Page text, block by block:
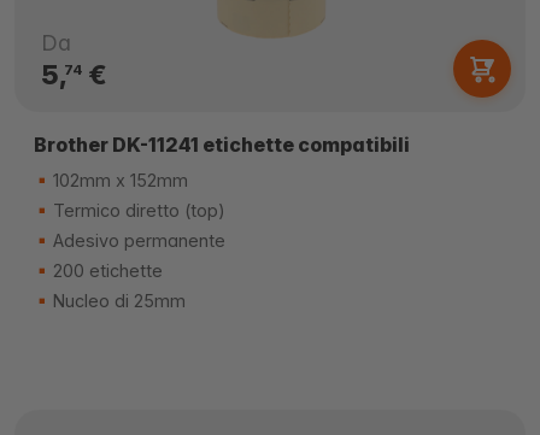
Da
5,74€
Brother DK-11241 etichette compatibili
102mm x 152mm
Termico diretto (top)
Adesivo permanente
200 etichette
Nucleo di 25mm